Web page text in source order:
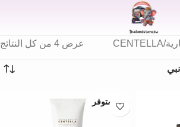
CENTELLA عرض ⁦4⁩ من كل النتائج
غير متوفر